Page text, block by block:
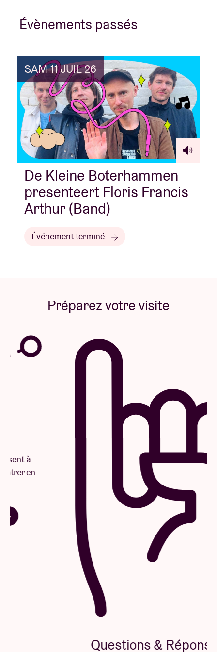
Évènements passés
SAM 11 JUIL 26
De Kleine Boterhammen
presenteert Floris Francis
Arthur (Band)
Événement terminé
Préparez votre visite
Questions & Réponses